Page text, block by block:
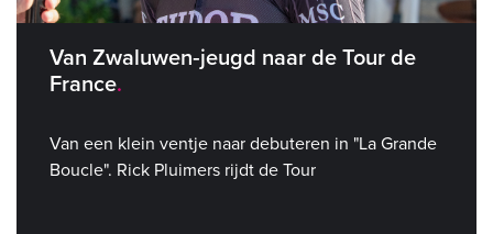
Van Zwaluwen‑jeugd naar de Tour de
France
Van een klein ventje naar debuteren in "La Grande
Boucle". Rick Pluimers rijdt de Tour